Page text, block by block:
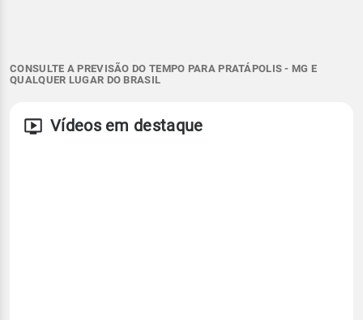
CONSULTE A PREVISÃO DO TEMPO PARA PRATÁPOLIS - MG E
QUALQUER LUGAR DO BRASIL
Vídeos em destaque